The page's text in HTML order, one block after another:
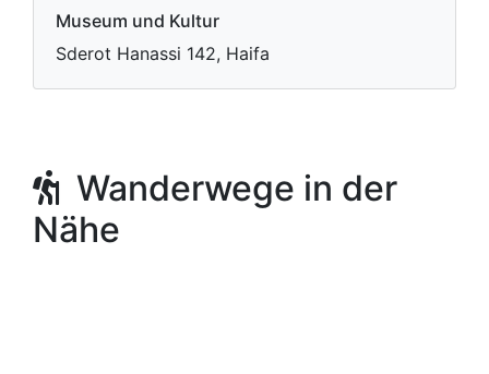
Museum und Kultur
Sderot Hanassi 142, Haifa
Wanderwege in der
Nähe